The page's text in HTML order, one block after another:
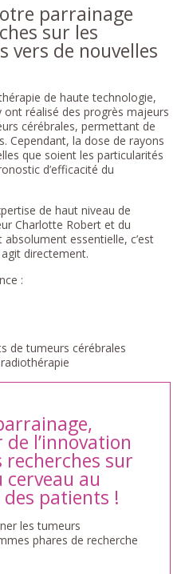
parrainage
sur les
vers de nouvelles
de haute technologie,
ont réalisé des progrès majeurs
cérébrales, permettant de
Cependant, la dose de rayons
que soient les particularités
d’efficacité du
de haut niveau de
Charlotte Robert et du
essentielle, c’est
directement.
:
de tumeurs cérébrales
l’innovation
recherches sur
au
patients !
les tumeurs
phares de recherche